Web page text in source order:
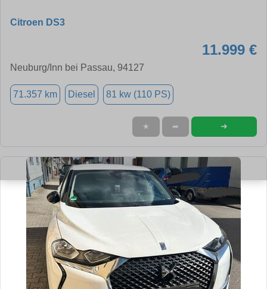
Citroen DS3
11.999 €
Neuburg/Inn bei Passau, 94127
71.357 km Diesel 81 kw (110 PS)
★ ➦ ➜